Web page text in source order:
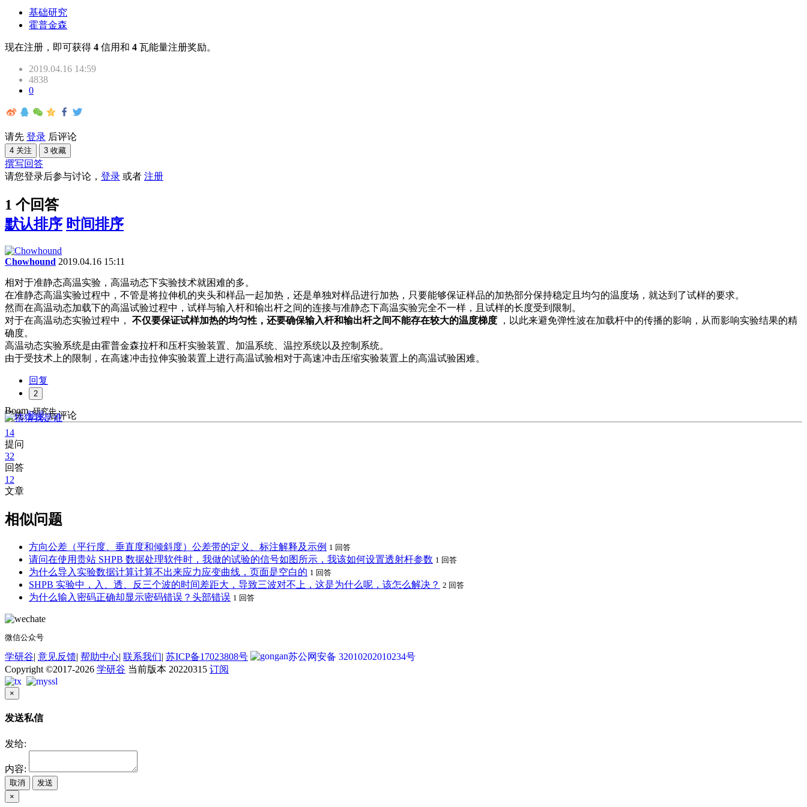
基础研究
霍普金森
现在注册，即可获得 4 信用和 4 瓦能量注册奖励。
2019.04.16 14:59
4838
0
请先 登录 后评论
4 关注 3 收藏
撰写回答
请您登录后参与讨论， 登录 或者 注册
1 个回答
默认排序 时间排序
Chowhound 2019.04.16 15:11
相对于准静态高温实验，高温动态下实验技术就困难的多。
在准静态高温实验过程中，不管是将拉伸机的夹头和样品一起加热，还是单独对样品进行加热，只要能够保证样品的加热部分保持稳定且均匀的温度场，就达到了试样的要求。
然而在高温动态加载下的高温试验过程中，试样与输入杆和输出杆之间的连接与准静态下高温实验完全不一样，且试样的长度受到限制。
对于在高温动态实验过程中，
不仅要保证试样加热的均匀性，还要确保输入杆和输出杆之间不能存在较大的温度梯度
，以此来避免弹性波在加载杆中的传播的影响，从而影响实验结果的精
确度。
高温动态实验系统是由霍普金森拉杆和压杆实验装置、加温系统、温控系统以及控制系统。
由于受技术上的限制，在高速冲击拉伸实验装置上进行高温试验相对于高速冲击压缩实验装置上的高温试验困难。
回复
2
请先登录后评论
Boom-研究生
14
提问
32
回答
12
文章
相似问题
方向公差（平行度、垂直度和倾斜度）公差带的定义、标注解释及示例 1 回答
请问在使用贵站 SHPB 数据处理软件时，我做的试验的信号如图所示，我该如何设置透射杆参数 1 回答
为什么导入实验数据计算计算不出来应力应变曲线，页面是空白的 1 回答
SHPB 实验中，入、透、反三个波的时间差距大，导致三波对不上，这是为什么呢，该怎么解决？ 2 回答
为什么输入密码正确却显示密码错误？头部错误 1 回答
微信公众号
学研谷| 意见反馈| 帮助中心| 联系我们| 苏ICP备17023808号
苏公网安备 32010202010234号
Copyright ©2017-2026 学研谷 当前版本 20220315 订阅
×
发送私信
发给:
内容:
取消
发送
×